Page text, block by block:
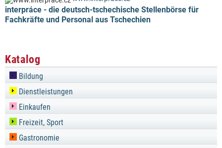
interpráce - die deutsch-tschechische Stellenbörse für
Fachkräfte und Personal aus Tschechien
Katalog
Bildung
Dienstleistungen
Einkaufen
Freizeit, Sport
Gastronomie